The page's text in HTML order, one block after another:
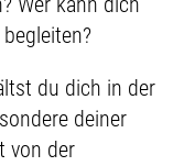
du dich in der
deiner
von der